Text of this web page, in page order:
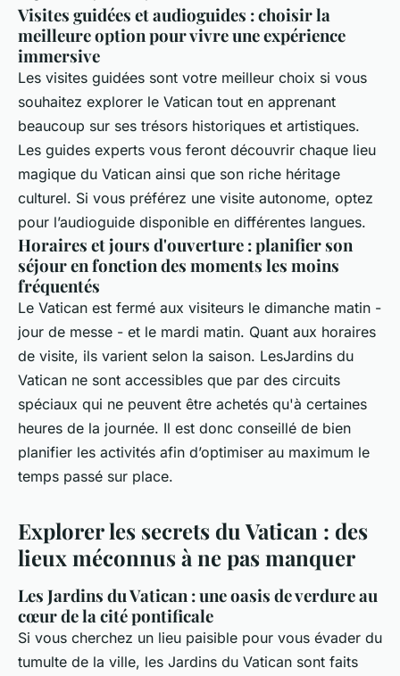
Visites guidées et audioguides : choisir la
meilleure option pour vivre une expérience
immersive
Les visites guidées sont votre meilleur choix si vous
souhaitez explorer le Vatican tout en apprenant
beaucoup sur ses trésors historiques et artistiques.
Les guides experts vous feront découvrir chaque lieu
magique du Vatican ainsi que son riche héritage
culturel. Si vous préférez une visite autonome, optez
pour l’audioguide disponible en différentes langues.
Horaires et jours d'ouverture : planifier son
séjour en fonction des moments les moins
fréquentés
Le Vatican est fermé aux visiteurs le dimanche matin -
jour de messe - et le mardi matin. Quant aux horaires
de visite, ils varient selon la saison. LesJardins du
Vatican ne sont accessibles que par des circuits
spéciaux qui ne peuvent être achetés qu'à certaines
heures de la journée. Il est donc conseillé de bien
planifier les activités afin d’optimiser au maximum le
temps passé sur place.
Explorer les secrets du Vatican : des
lieux méconnus à ne pas manquer
Les Jardins du Vatican : une oasis de verdure au
cœur de la cité pontificale
Si vous cherchez un lieu paisible pour vous évader du
tumulte de la ville, les Jardins du Vatican sont faits